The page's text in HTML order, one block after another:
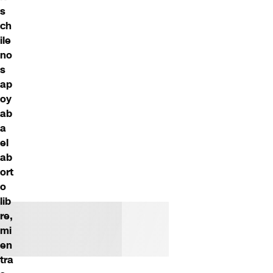
s
ch
ile
no
s
ap
oy
ab
a
el
ab
ort
o
lib
re,
mi
en
tra